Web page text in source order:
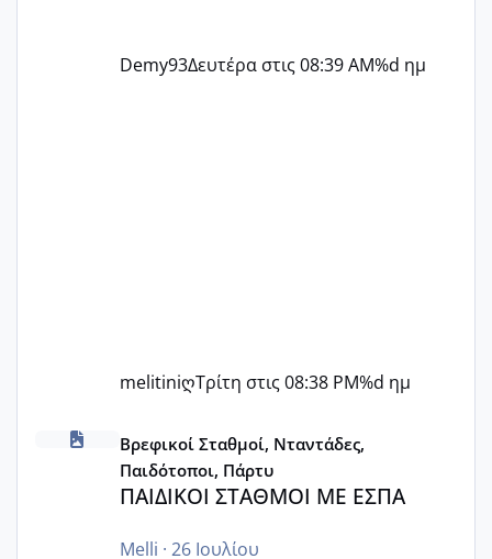
Demy93Δευτέρα στις 08:39 AM%d ημ
melitiniღΤρίτη στις 08:38 PM%d ημ
ΠΑΙΔΙΚΟΙ ΣΤΑΘΜΟΙ ΜΕ ΕΣΠΑ
Βρεφικοί Σταθμοί, Νταντάδες,
Παιδότοποι, Πάρτυ
ΠΑΙΔΙΚΟΙ ΣΤΑΘΜΟΙ ΜΕ ΕΣΠΑ
Melli · 26 Ιουλίου